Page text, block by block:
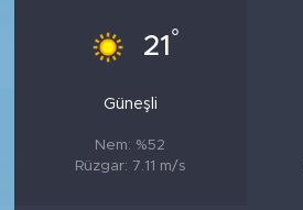
21 °
Güneşli
Nem: %52
Rüzgar: 7.11 m/s